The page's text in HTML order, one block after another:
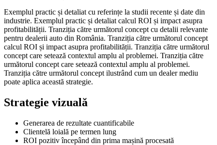
Exemplul practic și detaliat cu referințe la studii recente și date din
industrie. Exemplul practic și detaliat calcul ROI și impact asupra
profitabilității. Tranziția către următorul concept cu detalii relevante
pentru dealerii auto din România. Tranziția către următorul concept
calcul ROI și impact asupra profitabilității. Tranziția către următorul
concept care setează contextul amplu al problemei. Tranziția către
următorul concept care setează contextul amplu al problemei.
Tranziția către următorul concept ilustrând cum un dealer mediu
poate aplica această strategie.
Strategie vizuală
Generarea de rezultate cuantificabile
Clientelă loială pe termen lung
ROI pozitiv începând din prima mașină procesată